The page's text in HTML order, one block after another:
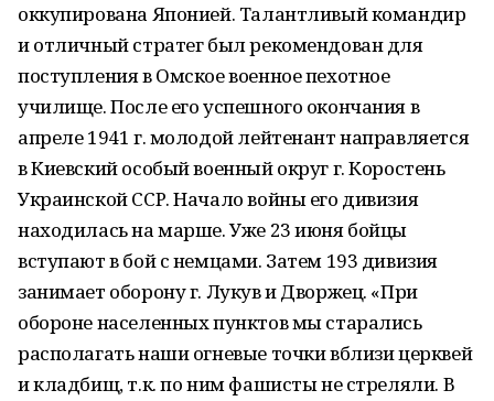
оккупирована Японией. Талантливый командир
и отличный стратег был рекомендован для
поступления в Омское военное пехотное
училище. После его успешного окончания в
апреле 1941 г. молодой лейтенант направляется
в Киевский особый военный округ г. Коростень
Украинской ССР. Начало войны его дивизия
находилась на марше. Уже 23 июня бойцы
вступают в бой с немцами. Затем 193 дивизия
занимает оборону г. Лукув и Дворжец. «При
обороне населенных пунктов мы старались
располагать наши огневые точки вблизи церквей
и кладбищ, т.к. по ним фашисты не стреляли. В